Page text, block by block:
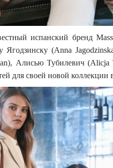
испанский бренд
Ягодзинску (Anna
Алисью Тубилевич (Alicja
для своей новой коллекции